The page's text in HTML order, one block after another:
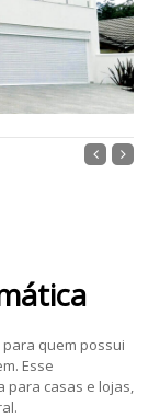
quem possui
Esse
casas e lojas,